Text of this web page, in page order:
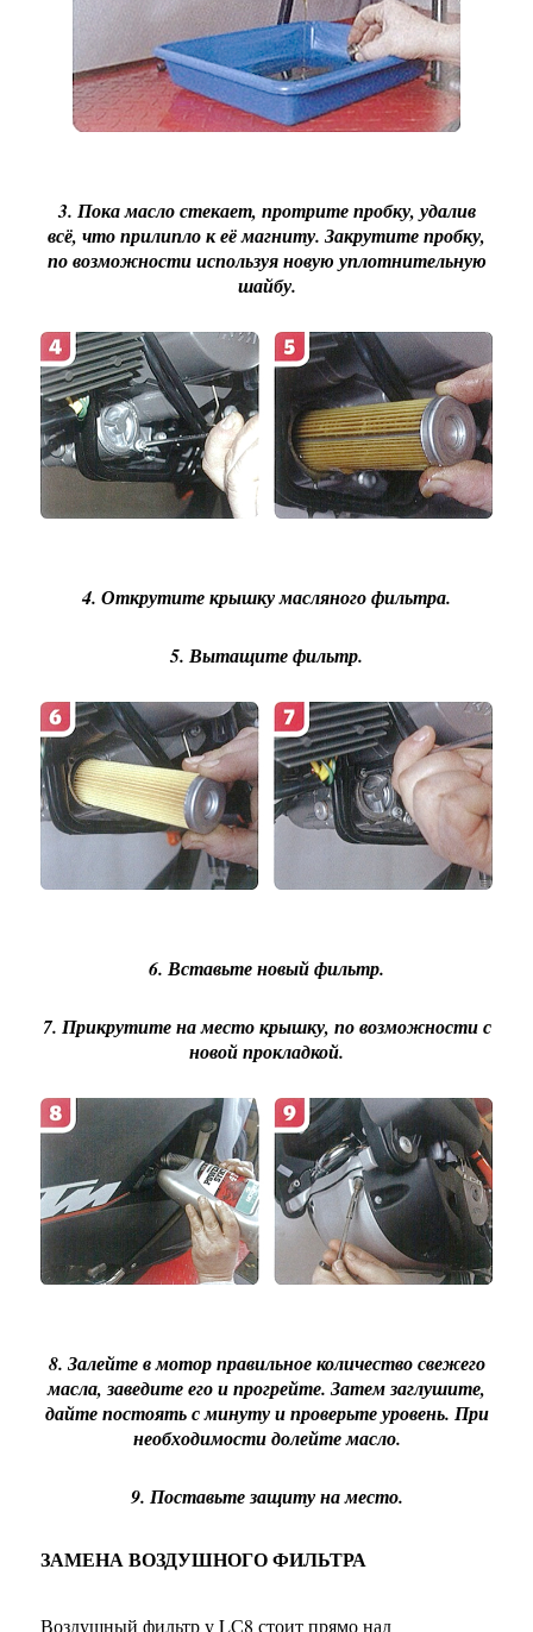
3. Пока масло стекает, протрите пробку, удалив
всё, что прилипло к её магниту. Закрутите пробку,
по возможности используя новую уплотнительную
шайбу.
4. Открутите крышку масляного фильтра.
5. Вытащите фильтр.
6. Вставьте новый фильтр.
7. Прикрутите на место крышку, по возможности с
новой прокладкой.
8. Залейте в мотор правильное количество свежего
масла, заведите его и прогрейте. Затем заглушите,
дайте постоять с минуту и проверьте уровень. При
необходимости долейте масло.
9. Поставьте защиту на место.
ЗАМЕНА ВОЗДУШНОГО ФИЛЬТРА
Воздушный фильтр у LС8 стоит прямо над